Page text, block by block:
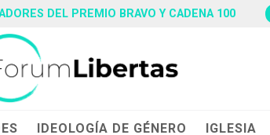
DEL PREMIO BRAVO Y CADENA 100
IDEOLOGÍA DE GÉNERO IGLESIA